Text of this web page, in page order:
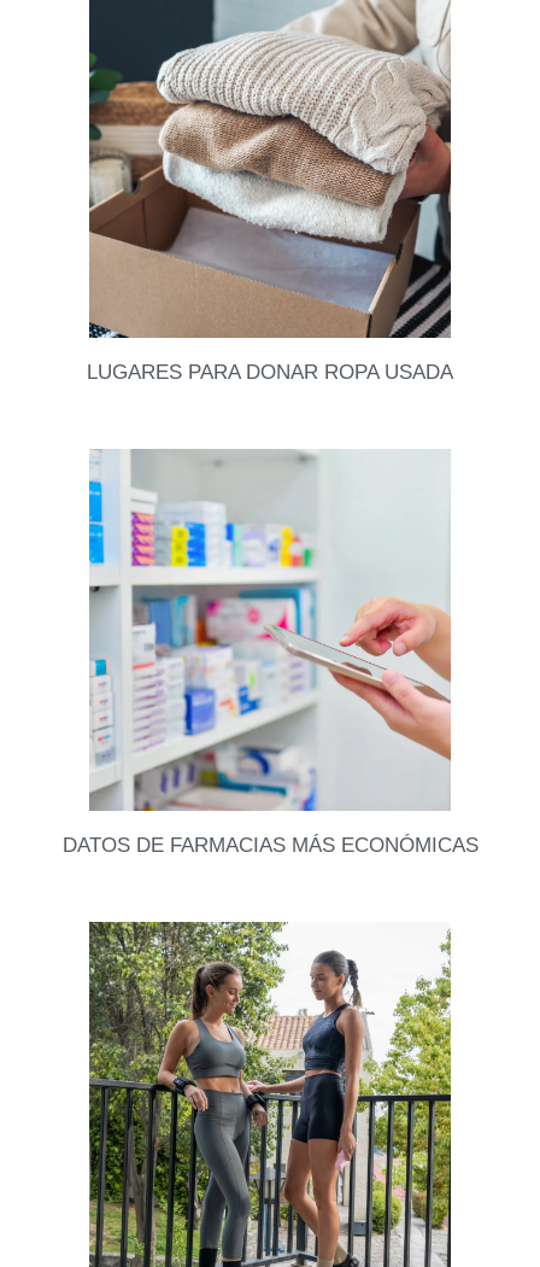
Si estás en busca del look perfecto para el gran día,
sabes lo importante que son los detalles ✨. Aquí te
dejamos datos increíbles
Leer datos
Una muy buena forma de partir el año bien
organizados, es ordenando nuestros closets y
sacando todo eso que ya no ocupamos. Así que
Leer datos
LUGARES PARA DONAR ROPA USADA
A la hora de comprar medicamentos, tener datos de
farmacias con precios más convenientes puede
hacer una gran diferencia a fin de mes. Hoy
Leer datos
DATOS DE FARMACIAS MÁS ECONÓMICAS